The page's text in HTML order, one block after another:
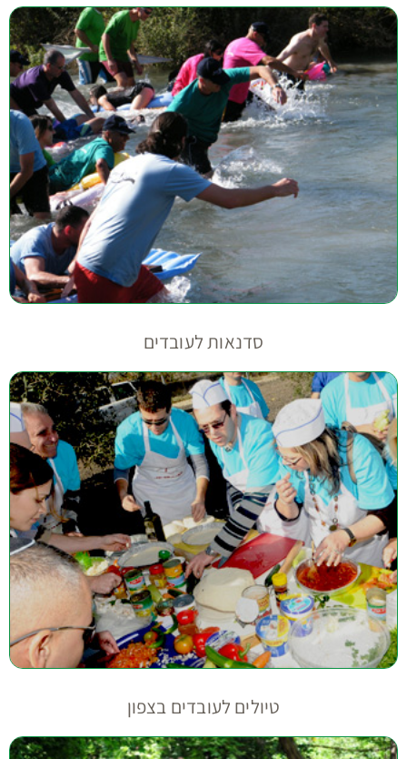
סדנאות לעובדים
טיולים לעובדים בצפון